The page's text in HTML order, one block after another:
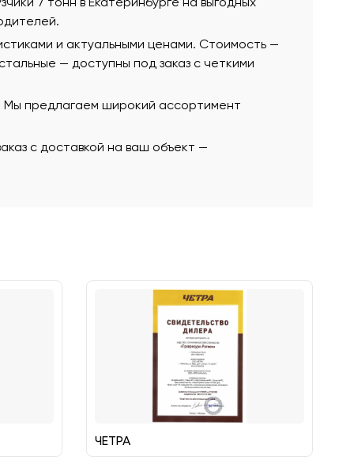
и актуальными ценами. Стоимость —
— доступны под заказ с четкими
Мы предлагаем широкий ассортимент
с доставкой на ваш объект —
ЧЕТРА